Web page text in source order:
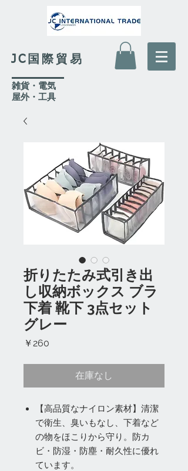
JC国際貿易
​雑貨・電気
​屋外・工具
折りたたみ式引き出
し収納ボックス ブラ
下着 靴下 3点セット
グレー
￥260
在庫なし
【高品質なナイロン素材】清潔
で衛生、臭いもなし、下着など
の物をほこりから守り。防カ
ビ・防湿・防塵・耐久性に優れ
ています。